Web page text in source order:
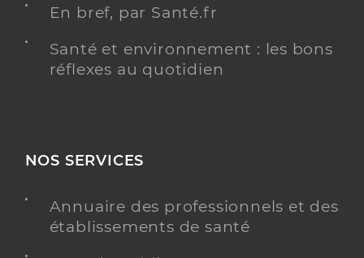
En bref, par Santé.fr
Santé et environnement : les bons
réflexes au quotidien
NOS SERVICES
Annuaire des professionnels et des
établissements de santé